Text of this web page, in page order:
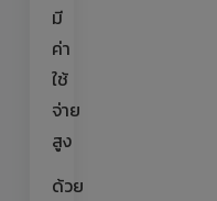
มี
ค่า
ใช้
จ่าย
สูง
ด้วย